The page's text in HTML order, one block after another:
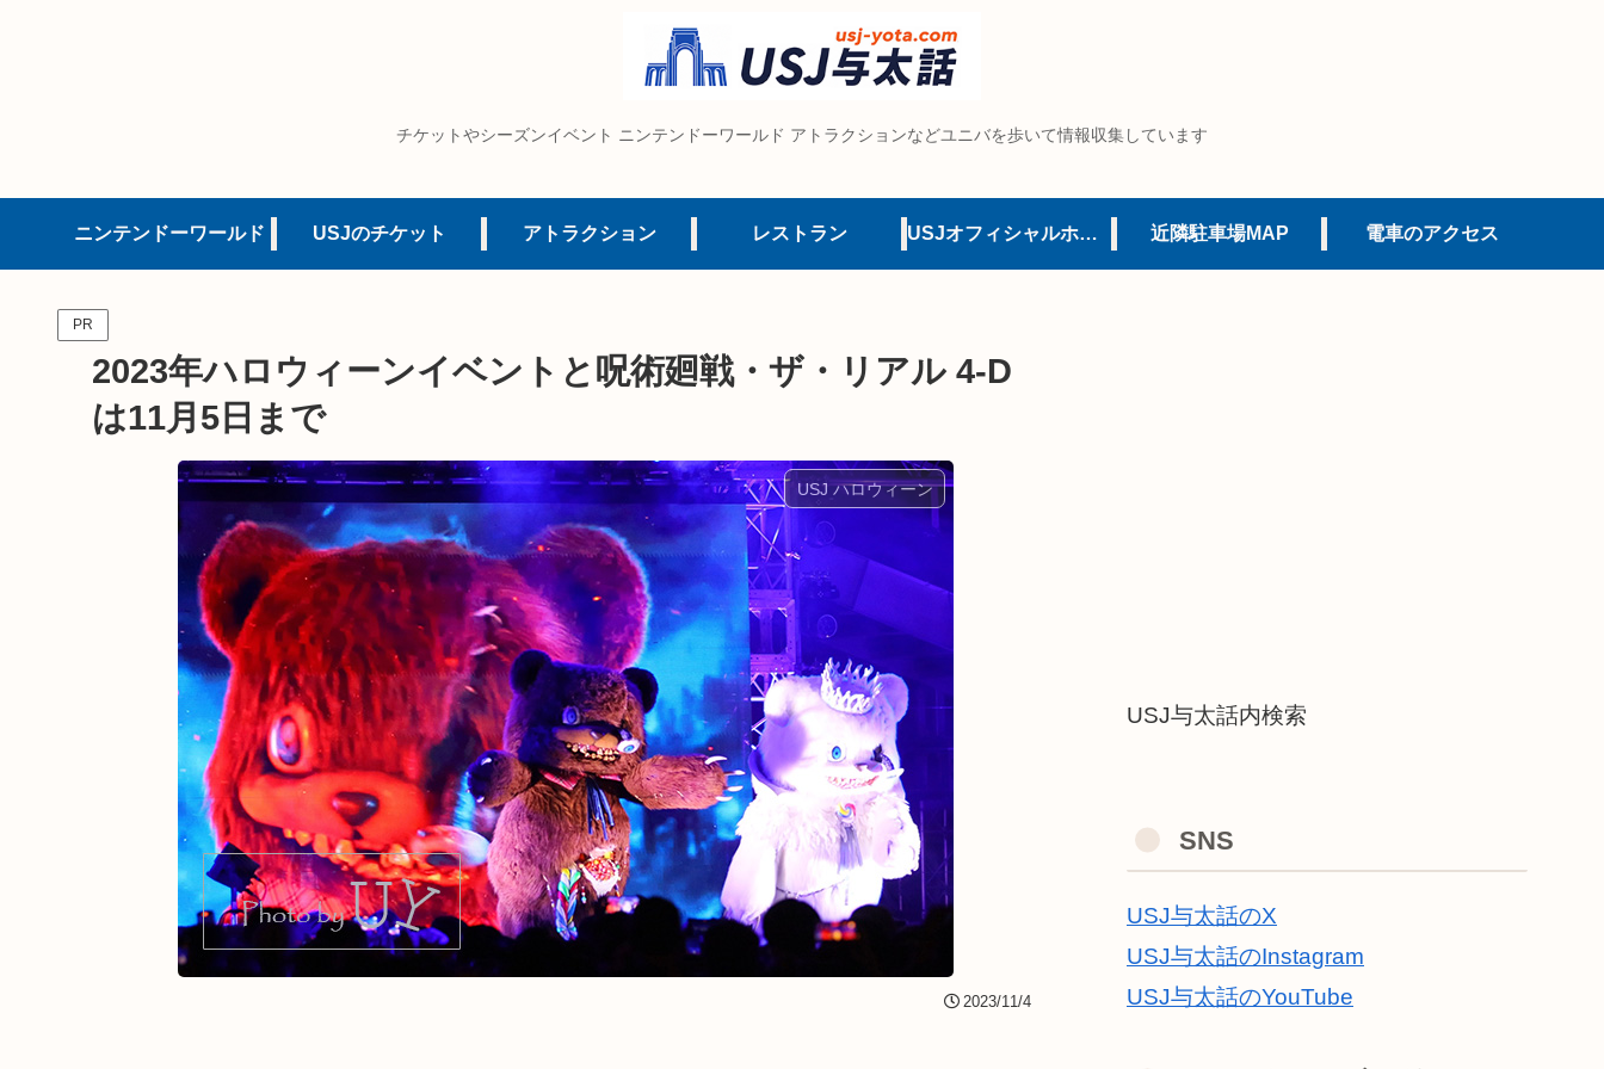
チケットやシーズンイベント ニンテンドーワールド アトラクションなどユニバを歩いて情報収集しています
ニンテンドーワールド USJのチケット アトラクション レストラン USJオフィシャルホテル 近隣駐車場MAP 電車のアクセス
PR
2023年ハロウィーンイベントと呪術廻戦・ザ・リアル 4-D
は11月5日まで
USJ ハロウィーン
2023/11/4
USJ与太話内検索
SNS
USJ与太話のX
USJ与太話のInstagram
USJ与太話のYouTube